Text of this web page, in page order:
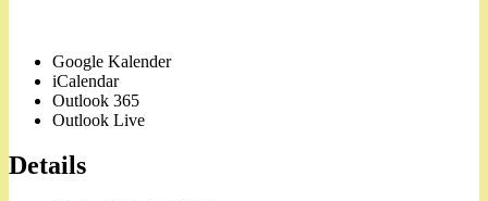
Google Kalender
iCalendar
Outlook 365
Outlook Live
Details